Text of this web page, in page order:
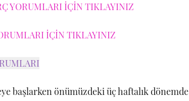
YORUMLARI İÇİN TIKLAYINIZ
İÇİN TIKLAYINIZ
başlarken önümüzdeki üç haftalık dönemde